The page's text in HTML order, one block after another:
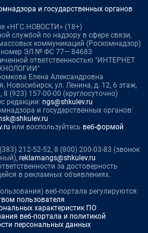
и государственных органов
«НГС.НОВОСТИ» (18+)
службой по надзору в сфере связи,
коммуникаций (Роскомнадзор)
номер ЭЛ № ФС 77— 84683
ответственностью "ИНТЕРНЕТ
Елена Александровна
Новосибирск, ул. Ленина, д. 12, 6 этаж,
(923) 157-00-00 (круглосуточно)
редакции: ngs@shkulev.ru
и государственных органов:
или воспользуйтесь веб-формой
212-52-52, 8 (800) 200-03-83 (звонок
reklamangs@shkulev.ru
за достоверность
в рекламных объявлениях.
веб-портала регулируются:
пользователя
характеристик ПО
веб-портала и политикой
персональных данных